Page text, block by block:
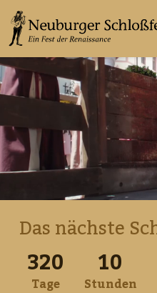
Das nächste
320
Tage
10
Stunden